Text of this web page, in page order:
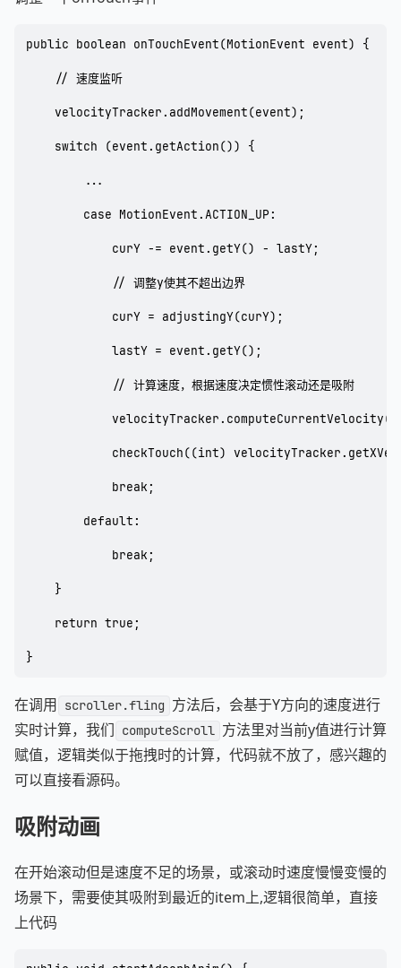
public boolean onTouchEvent(MotionEvent event) {
    // 速度监听
    velocityTracker.addMovement(event);
    switch (event.getAction()) {
        ...
        case MotionEvent.ACTION_UP:
            curY -= event.getY() - lastY;
            // 调整y使其不超出边界
            curY = adjustingY(curY);
            lastY = event.getY();
            // 计算速度，根据速度决定惯性滚动还是吸附
checkTouch((int)
            break;
        default:
            break;
    }
    return true;
}
在调用 scroller.fling 方法后，会基于Y方向的速度进行
实时计算，我们 computeScroll 方法里对当前y值进行计算
赋值，逻辑类似于拖拽时的计算，代码就不放了，感兴趣的
可以直接看源码。
吸附动画
在开始滚动但是速度不足的场景，或滚动时速度慢慢变慢的
场景下，需要使其吸附到最近的item上,逻辑很简单，直接
上代码